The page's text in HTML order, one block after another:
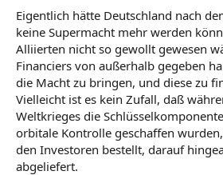
Eigentlich hätte Deutschland nach
keine Supermacht mehr werden
Alliierten nicht so gewollt gewesen
Financiers von außerhalb gegeben
die Macht zu bringen, und diese zu
Vielleicht ist es kein Zufall, daß
Weltkrieges die
orbitale Kontrolle geschaffen
den Investoren bestellt, darauf
abgeliefert.